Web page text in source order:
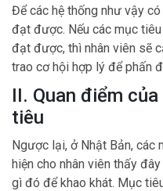
Để các hệ thống như vậy
đạt được. Nếu các mục
đạt được, thì nhân viên sẽ
trao cơ hội hợp lý để phấn
II. Quan điểm
tiêu
Ngược lại, ở Nhật Bản,
hiện cho nhân viên thấy
gì đó để khao khát. Mục